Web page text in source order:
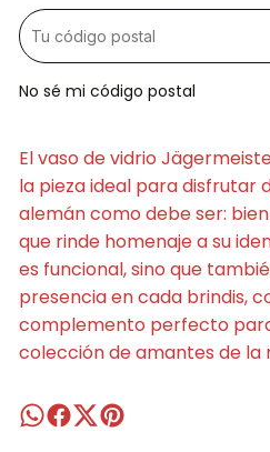
No sé mi código postal
El vaso de vidrio
la pieza ideal para disfrutar
alemán como debe ser:
que rinde homenaje a su
es funcional, sino que
presencia en cada brindis,
complemento perfecto
colección de amantes de la